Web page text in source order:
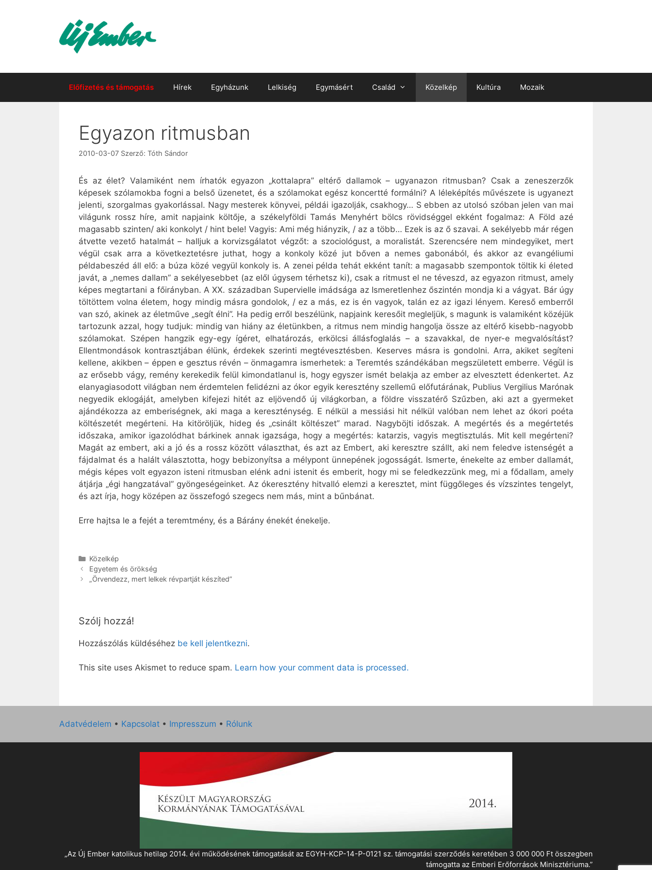
Előfizetés és támogatás Hírek Egyházunk Lelkiség Egymásért Család Közelkép Kultúra Mozaik
Egyazon ritmusban
2010-03-07 Szerző: Tóth Sándor
És az élet? Valamiként nem írhatók egyazon „kottalapra” eltérő dallamok – ugyanazon ritmusban? Csak a zeneszerzők
képesek szólamokba fogni a belső üzenetet, és a szólamokat egész koncertté formálni? A léleképítés művészete is ugyanezt
jelenti, szorgalmas gyakorlással. Nagy mesterek könyvei, példái igazolják, csakhogy… S ebben az utolsó szóban jelen van mai
világunk rossz híre, amit napjaink költője, a székelyföldi Tamás Menyhért bölcs rövidséggel ekként fogalmaz: A Föld azé
magasabb szinten/ aki konkolyt / hint bele! Vagyis: Ami még hiányzik, / az a több… Ezek is az ő szavai. A sekélyebb már régen
átvette vezető hatalmát – halljuk a korvizsgálatot végzőt: a szociológust, a moralistát. Szerencsére nem mindegyiket, mert
végül csak arra a következtetésre juthat, hogy a konkoly közé jut bőven a nemes gabonából, és akkor az evangéliumi
példabeszéd áll elő: a búza közé vegyül konkoly is. A zenei példa tehát ekként tanít: a magasabb szempontok töltik ki életed
javát, a „nemes dallam” a sekélyesebbet (az elől úgysem térhetsz ki), csak a ritmust el ne téveszd, az egyazon ritmust, amely
képes megtartani a főirányban. A XX. században Supervielle imádsága az Ismeretlenhez őszintén mondja ki a vágyat. Bár úgy
töltöttem volna életem, hogy mindig másra gondolok, / ez a más, ez is én vagyok, talán ez az igazi lényem. Kereső emberről
van szó, akinek az életműve „segít élni”. Ha pedig erről beszélünk, napjaink keresőit megleljük, s magunk is valamiként közéjük
tartozunk azzal, hogy tudjuk: mindig van hiány az életünkben, a ritmus nem mindig hangolja össze az eltérő kisebb-nagyobb
szólamokat. Szépen hangzik egy-egy ígéret, elhatározás, erkölcsi állásfoglalás – a szavakkal, de nyer-e megvalósítást?
Ellentmondások kontrasztjában élünk, érdekek szerinti megtévesztésben. Keserves másra is gondolni. Arra, akiket segíteni
kellene, akikben – éppen e gesztus révén – önmagamra ismerhetek: a Teremtés szándékában megszületett emberre. Végül is
az erősebb vágy, remény kerekedik felül kimondatlanul is, hogy egyszer ismét belakja az ember az elvesztett édenkertet. Az
elanyagiasodott világban nem érdemtelen felidézni az ókor egyik keresztény szellemű előfutárának, Publius Vergilius Marónak
negyedik eklogáját, amelyben kifejezi hitét az eljövendő új világkorban, a földre visszatérő Szűzben, aki azt a gyermeket
ajándékozza az emberiségnek, aki maga a kereszténység. E nélkül a messiási hit nélkül valóban nem lehet az ókori poéta
költészetét megérteni. Ha kitöröljük, hideg és „csinált költészet” marad. Nagyböjti időszak. A megértés és a megértetés
időszaka, amikor igazolódhat bárkinek annak igazsága, hogy a megértés: katarzis, vagyis megtisztulás. Mit kell megérteni?
Magát az embert, aki a jó és a rossz között választhat, és azt az Embert, aki keresztre szállt, aki nem feledve istenségét a
fájdalmat és a halált választotta, hogy bebizonyítsa a mélypont ünnepének jogosságát. Ismerte, énekelte az ember dallamát,
mégis képes volt egyazon isteni ritmusban elénk adni istenit és emberit, hogy mi se feledkezzünk meg, mi a fődallam, amely
átjárja „égi hangzatával” gyöngeségeinket. Az ókeresztény hitvalló elemzi a keresztet, mint függőleges és vízszintes tengelyt,
és azt írja, hogy középen az összefogó szegecs nem más, mint a bűnbánat.
Erre hajtsa le a fejét a teremtmény, és a Bárány énekét énekelje.
Kategória
Közelkép
Egyetem és örökség
„Örvendezz, mert lelkek révpartját készíted”
Szólj hozzá!
Hozzászólás küldéséhez be kell jelentkezni.
This site uses Akismet to reduce spam. Learn how your comment data is processed.
Adatvédelem • Kapcsolat • Impresszum • Rólunk
„Az Új Ember katolikus hetilap 2014. évi működésének támogatását az EGYH-KCP-14-P-0121 sz. támogatási szerződés keretében 3 000 000 Ft összegben
támogatta az Emberi Erőforrások Minisztériuma.”